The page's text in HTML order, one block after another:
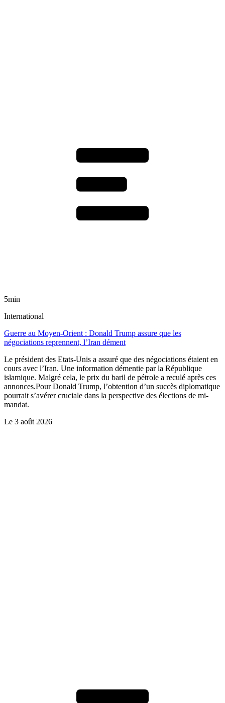
5min
International
Guerre au Moyen-Orient : Donald Trump assure que les
négociations reprennent, l’Iran dément
Le président des Etats-Unis a assuré que des négociations étaient en
cours avec l’Iran. Une information démentie par la République
islamique. Malgré cela, le prix du baril de pétrole a reculé après ces
annonces.Pour Donald Trump, l’obtention d’un succès diplomatique
pourrait s’avérer cruciale dans la perspective des élections de mi-
mandat.
Le 3 août 2026